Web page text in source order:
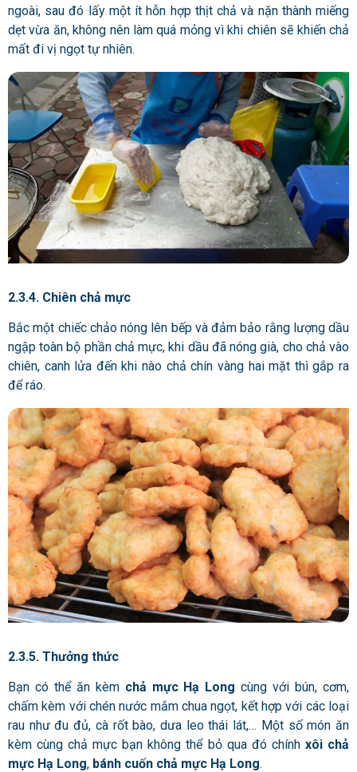
ngoài, sau đó lấy một ít hỗn hợp thịt chả và nặn thành miếng
dẹt vừa ăn, không nên làm quá mỏng vì khi chiên sẽ khiến chả
mất đi vị ngọt tự nhiên.
2.3.4. Chiên chả mực
Bắc một chiếc chảo nóng lên bếp và đảm bảo rằng lượng dầu
ngập toàn bộ phần chả mực, khi dầu đã nóng già, cho chả vào
chiên, canh lửa đến khi nào chả chín vàng hai mặt thì gắp ra
để ráo.
2.3.5. Thưởng thức
Bạn có thể ăn kèm chả mực Hạ Long cùng với bún, cơm,
chấm kèm với chén nước mắm chua ngọt, kết hợp với các loại
rau như đu đủ, cà rốt bào, dưa leo thái lát,… Một số món ăn
kèm cùng chả mực bạn không thể bỏ qua đó chính xôi chả
mực Hạ Long, bánh cuốn chả mực Hạ Long.